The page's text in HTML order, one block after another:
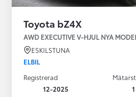
Toyota bZ4X
AWD EXECUTIVE V-HJUL NYA
ESKILSTUNA
ELBIL
Registrerad
12-2025